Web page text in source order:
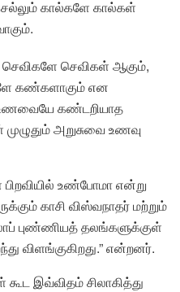
கால்களே கால்கள்
செவிகள் ஆகும்,
கண்களாகும் என
உணவையே கண்டறியாத
அறுசுவை உணவு
உண்போமா என்று
காசி விஸ்வநாதர் மற்றும்
புண்ணியத் தலங்களுக்குள்
விளங்குகிறது.” என்றனர்.
கூட இவ்விதம் சிலாகித்து